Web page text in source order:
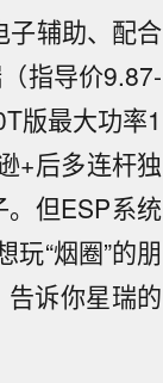
辅助、配合
指导价9.87-
版最大功率1
+后多连杆独
但ESP系统
“烟圈”的朋
诉你星瑞的